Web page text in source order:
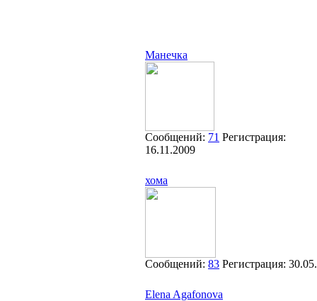
Манечка
Сообщений: 71 Регистрация:
16.11.2009
хома
Сообщений: 83 Регистрация:
Elena Agafonova